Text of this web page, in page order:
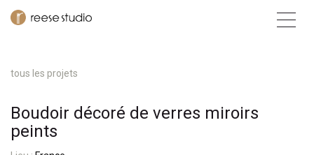
tous les projets
Boudoir décoré de verres miroirs
peints